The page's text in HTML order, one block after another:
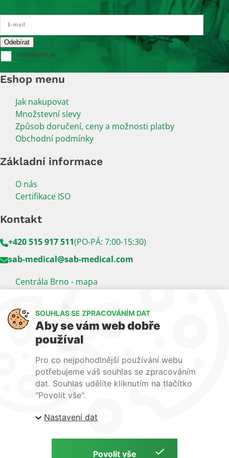
E-mail
souhlasím se
zpracováním osobních údajů
Eshop menu
Jak nakupovat
Množstevní slevy
Způsob doručení, ceny a možnosti platby
Obchodní podmínky
Základní informace
O nás
Certifikace ISO
Kontakt
+420 515 917 511(PO-PÁ: 7:00-15:30)
sab-medical@sab-medical.com
Centrála Brno - mapa
Sledujte nás
LinkedIn Facebook
Naše další weby:
www.lecba-rakoviny.com
www.lecba-bolesti.com
SOUHLAS SE ZPRACOVÁNÍM DAT
Aby se vám web dobře
používal
Pro co nejpohodlnější používání webu
potřebujeme váš souhlas se zpracováním
dat. Souhlas udělíte kliknutím na tlačítko
"Povolit vše".
Nastavení dat